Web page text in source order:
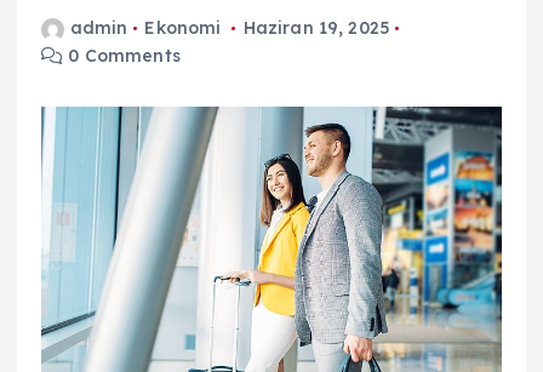
admin Ekonomi
Haziran 19, 2025
0 Comments